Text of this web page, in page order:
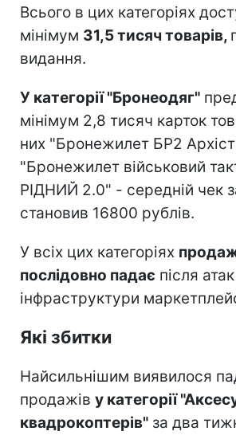
Всього в цих категоріях
мінімум 31,5 тисяч товарів,
видання.
У категорії "Бронеодяг"
мінімум 2,8 тисяч карток
них "Бронежилет БР2
"Бронежилет військовий
РІДНИЙ 2.0" - середній чек
становив 16800 рублів.
У всіх цих категоріях
послідовно падає після
інфраструктури
Які збитки
Найсильнішим виявилося
продажів у категорії
квадрокоптерів" за два